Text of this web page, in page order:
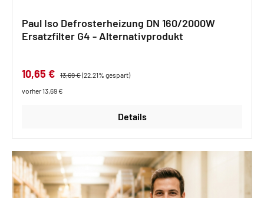
Paul Iso Defrosterheizung DN 160/2000W
Ersatzfilter G4 - Alternativprodukt
Verkaufspreis:
10,65 € Regulärer Preis:
13,69 €(22.21% gespart)
vorher 13,69 €
Details